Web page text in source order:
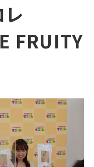
FRUITY